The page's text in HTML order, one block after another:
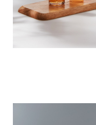
Auto Loading
composants
distributeur
à partir de